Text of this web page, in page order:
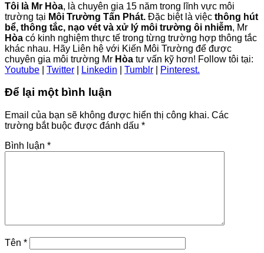
Tôi là Mr Hòa, là chuyên gia 15 năm trong lĩnh vực môi
trường tại Môi Trường Tấn Phát. Đặc biệt là việc thông hút
bể, thông tắc, nạo vét và xử lý môi trường ôi nhiễm, Mr
Hòa có kinh nghiệm thực tế trong từng trường hợp thông tắc
khác nhau. Hãy Liên hệ với Kiến Môi Trường để được
chuyên gia môi trường Mr Hòa tư vấn kỹ hơn! Follow tôi tại:
Youtube
Twitter Linkedin Tumblr Pinterest.
Để lại một bình luận
Email của bạn sẽ không được hiển thị công khai. Các
trường bắt buộc được đánh dấu *
Bình luận *
Tên *